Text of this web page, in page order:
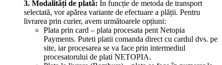
3. Modalități de plată: În funcție de metoda de transport
selectată, vor apărea variante de efectuare a plății. Pentru
livrarea prin curier, avem următoarele opțiuni:
Plata prin card – plata procesata pent Netopia
Payments. Puteti platii comanda direct cu cardul dvs. pe
site, iar procesarea se va face prin intermediul
procesatorului de plati NETOPIA.